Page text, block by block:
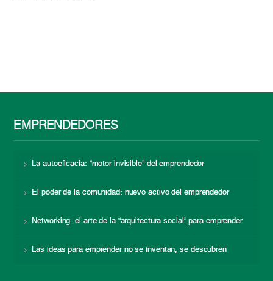
EMPRENDEDORES
La autoeficacia: “motor invisible” del emprendedor
El poder de la comunidad: nuevo activo del emprendedor
Networking: el arte de la “arquitectura social” para emprender
Las ideas para emprender no se inventan, se descubren